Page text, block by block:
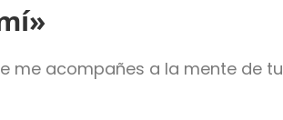
me acompañes a la mente de tu